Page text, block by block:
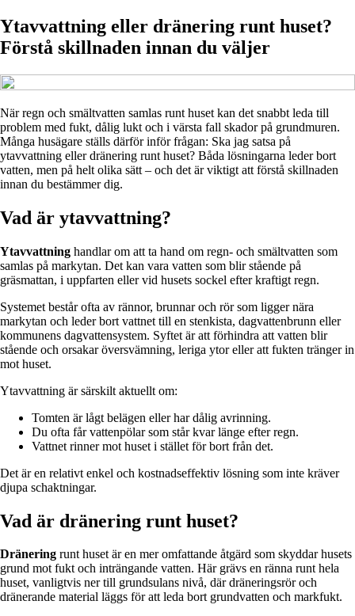
Ytavvattning eller dränering runt huset?
Förstå skillnaden innan du väljer
När regn och smältvatten samlas runt huset kan det snabbt leda till
problem med fukt, dålig lukt och i värsta fall skador på grundmuren.
Många husägare ställs därför inför frågan: Ska jag satsa på
ytavvattning eller dränering runt huset? Båda lösningarna leder bort
vatten, men på helt olika sätt – och det är viktigt att förstå skillnaden
innan du bestämmer dig.
Vad är ytavvattning?
Ytavvattning handlar om att ta hand om regn- och smältvatten som
samlas på markytan. Det kan vara vatten som blir stående på
gräsmattan, i uppfarten eller vid husets sockel efter kraftigt regn.
Systemet består ofta av rännor, brunnar och rör som ligger nära
markytan och leder bort vattnet till en stenkista, dagvattenbrunn eller
kommunens dagvattensystem. Syftet är att förhindra att vatten blir
stående och orsakar översvämning, leriga ytor eller att fukten tränger in
mot huset.
Ytavvattning är särskilt aktuellt om:
Tomten är lågt belägen eller har dålig avrinning.
Du ofta får vattenpölar som står kvar länge efter regn.
Vattnet rinner mot huset i stället för bort från det.
Det är en relativt enkel och kostnadseffektiv lösning som inte kräver
djupa schaktningar.
Vad är dränering runt huset?
Dränering runt huset är en mer omfattande åtgärd som skyddar husets
grund mot fukt och inträngande vatten. Här grävs en ränna runt hela
huset, vanligtvis ner till grundsulans nivå, där dräneringsrör och
dränerande material läggs för att leda bort grundvatten och markfukt.